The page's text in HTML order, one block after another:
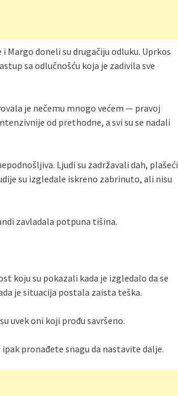
Margo doneli su drugačiju odluku. Uprkos
sa odlučnošću koja je zadivila sve
je nečemu mnogo većem — pravoj
od prethodne, a svi su se nadali
Ljudi su zadržavali dah, plašeći
su izgledale iskreno zabrinuto, ali nisu
zavladala potpuna tišina.
koju su pokazali kada je izgledalo da se
je situacija postala zaista teška.
uvek oni koji prođu savršeno.
pronađete snagu da nastavite dalje.